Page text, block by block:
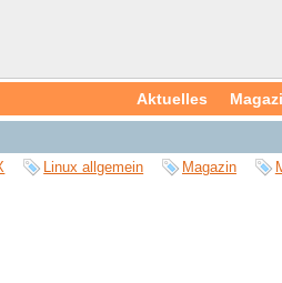
Aktuelles
Linux allgemein Magazin